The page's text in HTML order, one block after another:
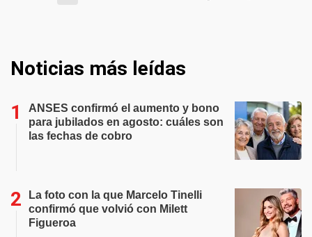
Noticias más leídas
ANSES confirmó el aumento y bono
para jubilados en agosto: cuáles son
las fechas de cobro
La foto con la que Marcelo Tinelli
confirmó que volvió con Milett
Figueroa